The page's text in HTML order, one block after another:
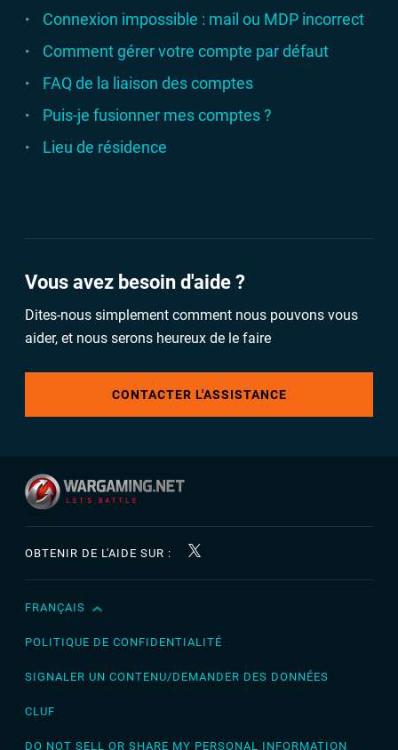
Connexion impossible : mail ou MDP incorrect
Comment gérer votre compte par défaut
FAQ de la liaison des comptes
Puis-je fusionner mes comptes ?
Lieu de résidence
Vous avez besoin d'aide ?
Dites-nous simplement comment nous pouvons vous
aider, et nous serons heureux de le faire
CONTACTER L'ASSISTANCE
OBTENIR DE L'AIDE SUR :
English
Čeština
FRANÇAIS
POLITIQUE DE CONFIDENTIALITÉ
SIGNALER UN CONTENU/DEMANDER DES DONNÉES
CLUF
DO NOT SELL OR SHARE MY PERSONAL INFORMATION